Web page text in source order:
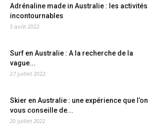
Adrénaline made in Australie : les activités
incontournables
3 août 2022
Surf en Australie : A la recherche de la
vague...
27 juillet 2022
Skier en Australie : une expérience que l’on
vous conseille de...
20 juillet 2022